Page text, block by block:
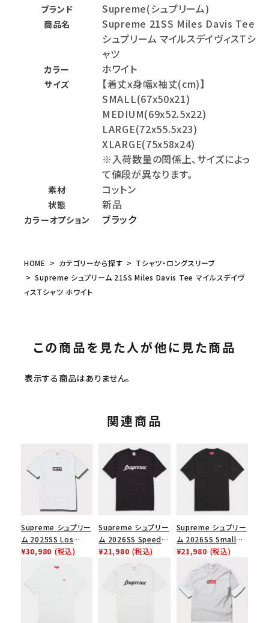
ブランド Supreme(シュプリーム)
商品名
Supreme 21SS Miles Davis Tee
シュプリーム マイルスデイヴィスTシ
ャツ
カラー ホワイト
サイズ
【着丈x身幅x袖丈(cm)】
SMALL(67x50x21)
MEDIUM(69x52.5x22)
LARGE(72x55.5x23)
XLARGE(75x58x24)
※入荷数量の関係上、サイズによっ
て値段が異なります。
素材 コットン
状態 新品
カラーオプション ブラック
HOME カテゴリーから探す
Tシャツ・ロングスリーブ
Supreme シュプリーム 21SS Miles Davis Tee マイルスデイヴ
ィスTシャツ ホワイト
この商品を見た人が他に見た商品
表示する商品はありません。
関連商品
Supreme シュプリー
ム 2025SS Los
Angeles Fire Relief
¥30,980 (税込)
Supreme シュプリー
ム 2026SS Speed
Tee スピードTシャツ
¥21,980 (税込)
Supreme シュプリー
ム 2026SS Small
Box Tee スモールボ
ックスTシャツ ブラッ
¥21,980 (税込)